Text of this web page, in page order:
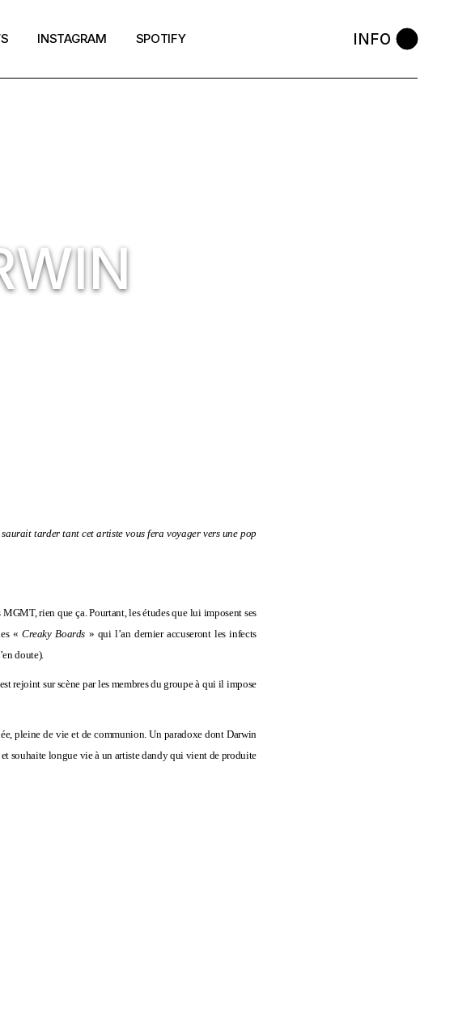
INSTAGRAM SPOTIFY INFO
tarder tant cet artiste vous fera voyager vers une pop
MGMT, rien que ça. Pourtant, les études que lui imposent ses
« Creaky Boards » qui l’an dernier accuseront les infects
doute).
rejoint sur scène par les membres du groupe à qui il impose
pleine de vie et de communion. Un paradoxe dont Darwin
souhaite longue vie à un artiste dandy qui vient de produite